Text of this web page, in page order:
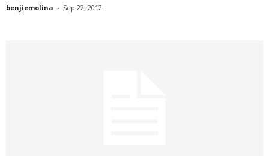
benjiemolina - Sep 22, 2012